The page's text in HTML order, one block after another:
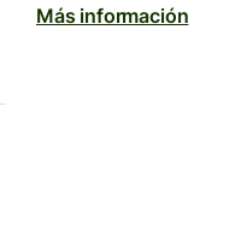
Más información